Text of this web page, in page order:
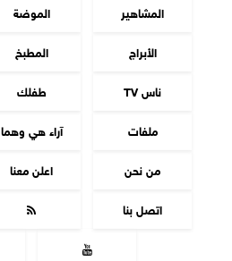
المشاهير
الموضة
الأبراج
المطبخ
ناس TV
طفلك
ملفات
آراء هي وهما
من نحن
اعلن معنا
اتصل بنا

